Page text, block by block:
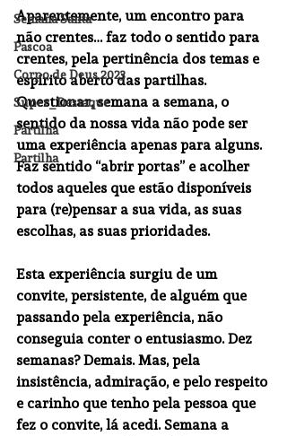
Semana Santa
Pascoa
Corpo de Deus 2023
Super_Destaque
Partilha
Partilha
Aparentemente, um encontro para
não crentes… faz todo o sentido para
crentes, pela pertinência dos temas e
espírito aberto das partilhas.
Questionar, semana a semana, o
sentido da nossa vida não pode ser
uma experiência apenas para alguns.
Faz sentido “abrir portas” e acolher
todos aqueles que estão disponíveis
para (re)pensar a sua vida, as suas
escolhas, as suas prioridades.
Esta experiência surgiu de um
convite, persistente, de alguém que
passando pela experiência, não
conseguia conter o entusiasmo. Dez
semanas? Demais. Mas, pela
insistência, admiração, e pelo respeito
e carinho que tenho pela pessoa que
fez o convite, lá acedi. Semana a